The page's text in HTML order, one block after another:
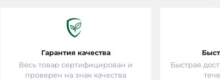
Гарантия качества
Весь товар сертифицирован и
проверен на знак качества
Быстрая